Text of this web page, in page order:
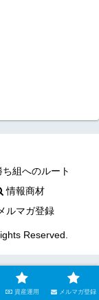
ち組へのルート
情報商材
メルマガ登録
Reserved.
資産運用 メルマガ登録